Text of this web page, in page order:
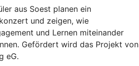
aus Soest planen ein
und zeigen, wie
und Lernen miteinander
Gefördert wird das Projekt von
eG.